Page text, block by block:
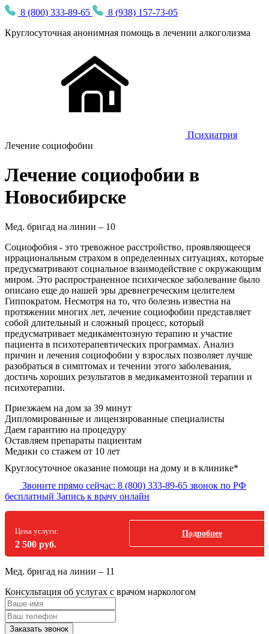
8 (800) 333-89-65
8 (938) 157-73-05
Круглосуточная анонимная помощь в лечении алкоголизма
Психиатрия
Лечение социофобии
Лечение социофобии в
Новосибирске
Мед. бригад на линии – 10
Социофобия - это тревожное расстройство, проявляющееся
иррациональным страхом в определенных ситуациях, которые
предусматривают социальное взаимодействие с окружающим
миром. Это распространенное психическое заболевание было
описано еще до нашей эры древнегреческим целителем
Гиппократом. Несмотря на то, что болезнь известна на
протяжении многих лет, лечение социофобии представляет
собой длительный и сложный процесс, который
предусматривает медикаментозную терапию и участие
пациента в психотерапевтических программах. Анализ
причин и лечения социофобии у взрослых позволяет лучше
разобраться в симптомах и течении этого заболевания,
достичь хороших результатов в медикаментозной терапии и
психотерапии.
Приезжаем на дом за 39 минут
Дипломированные и лицензированные специалисты
Даем гарантию на процедуру
Оставляем препараты пациентам
Медики со стажем от 10 лет
Круглосуточное оказание помощи на дому и в клинике*
Звоните прямо сейчас: 8 (800) 333-89-65 звонок по РФ
бесплатный Запись к врачу онлайн
Цена услуги:
2 500 руб.
Подробнее
Мед. бригад на линии – 11
Консультация об услугах с врачом наркологом
Заказать звонок